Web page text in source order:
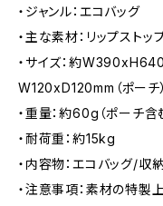
・ジャンル：エコバッグ
・主な素材：リップストッ
・サイズ：約
W120xD120mm（ポーチ）
・重量：約60g（ポーチ含
・耐荷重：約15kg
・内容物：エコバッグ/収
・注意事項：素材の特製